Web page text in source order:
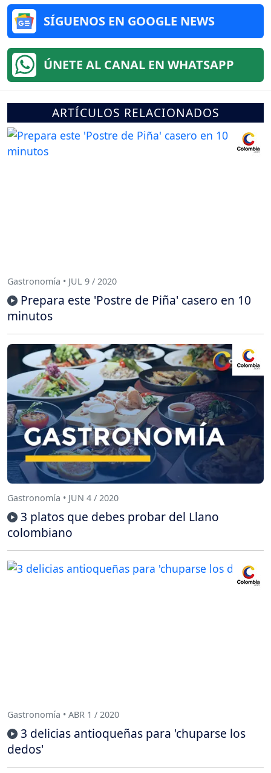
SÍGUENOS EN GOOGLE NEWS
ÚNETE AL CANAL EN WHATSAPP
ARTÍCULOS RELACIONADOS
Gastronomía • JUL 9 / 2020
Prepara este 'Postre de Piña' casero en 10
minutos
Gastronomía • JUN 4 / 2020
3 platos que debes probar del Llano
colombiano
Gastronomía • ABR 1 / 2020
3 delicias antioqueñas para 'chuparse los
dedos'